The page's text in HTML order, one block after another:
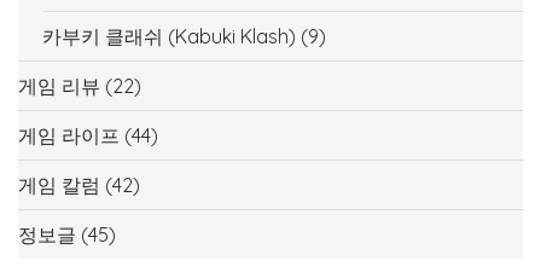
카부키 클래쉬 (Kabuki Klash) (9)
게임 리뷰 (22)
게임 라이프 (44)
게임 칼럼 (42)
정보글 (45)